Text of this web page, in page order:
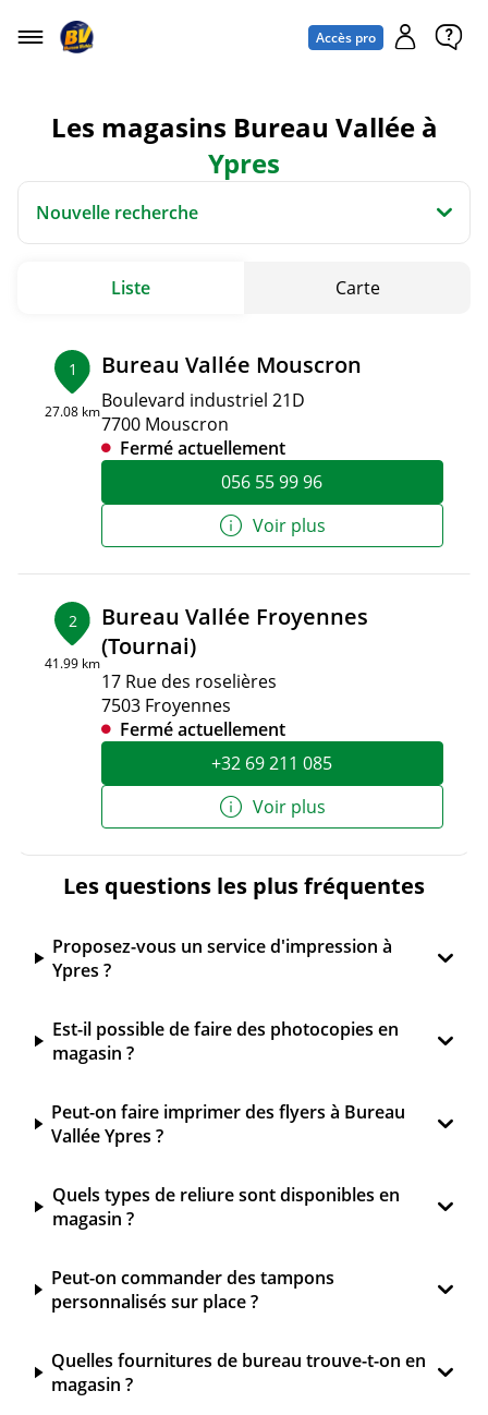
Accès pro
Les magasins Bureau Vallée à
Ypres
Nouvelle recherche
Liste Carte
1
27.08 km
Bureau Vallée Mouscron
Boulevard industriel 21D
7700 Mouscron
Fermé actuellement
056 55 99 96
Voir plus
2
41.99 km
Bureau Vallée Froyennes
(Tournai)
17 Rue des roselières
7503 Froyennes
Fermé actuellement
+32 69 211 085
Voir plus
Les questions les plus fréquentes
Proposez-vous un service d'impression à
Ypres ?
Est-il possible de faire des photocopies en
magasin ?
Peut-on faire imprimer des flyers à Bureau
Vallée Ypres ?
Quels types de reliure sont disponibles en
magasin ?
Peut-on commander des tampons
personnalisés sur place ?
Quelles fournitures de bureau trouve-t-on en
magasin ?